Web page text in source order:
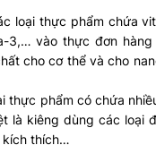
loại thực phẩm chứa
3,… vào thực đơn hàng
cho cơ thể và cho
thực phẩm có chứa
là kiêng dùng các loại
kích thích…